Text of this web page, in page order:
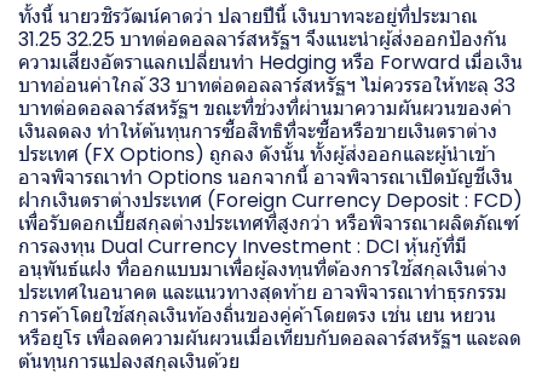
ทั้งนี้ นายวชิรวัฒน์คาดว่า ปลายปีนี้ เงินบาทจะอยู่ที่ประมาณ
31.25 32.25 บาทต่อดอลลาร์สหรัฐฯ จึงแนะนำผู้ส่งออกป้องกัน
ความเสี่ยงอัตราแลกเปลี่ยนทำ Hedging หรือ Forward เมื่อเงิน
บาทอ่อนค่าใกล้ 33 บาทต่อดอลลาร์สหรัฐฯ ไม่ควรรอให้ทะลุ 33
บาทต่อดอลลาร์สหรัฐฯ ขณะที่ช่วงที่ผ่านมาความผันผวนของค่า
เงินลดลง ทำให้ต้นทุนการซื้อสิทธิที่จะซื้อหรือขายเงินตราต่าง
ประเทศ (FX Options) ถูกลง ดังนั้น ทั้งผู้ส่งออกและผู้นำเข้า
อาจพิจารณาทำ Options นอกจากนี้ อาจพิจารณาเปิดบัญชีเงิน
ฝากเงินตราต่างประเทศ (Foreign Currency Deposit : FCD)
เพื่อรับดอกเบี้ยสกุลต่างประเทศที่สูงกว่า หรือพิจารณาผลิตภัณฑ์
การลงทุน Dual Currency Investment : DCI หุ้นกู้ที่มี
อนุพันธ์แฝง ที่ออกแบบมาเพื่อผู้ลงทุนที่ต้องการใช้สกุลเงินต่าง
ประเทศในอนาคต และแนวทางสุดท้าย อาจพิจารณาทำธุรกรรม
การค้าโดยใช้สกุลเงินท้องถิ่นของคู่ค้าโดยตรง เช่น เยน หยวน
หรือยูโร เพื่อลดความผันผวนเมื่อเทียบกับดอลลาร์สหรัฐฯ และลด
ต้นทุนการแปลงสกุลเงินด้วย